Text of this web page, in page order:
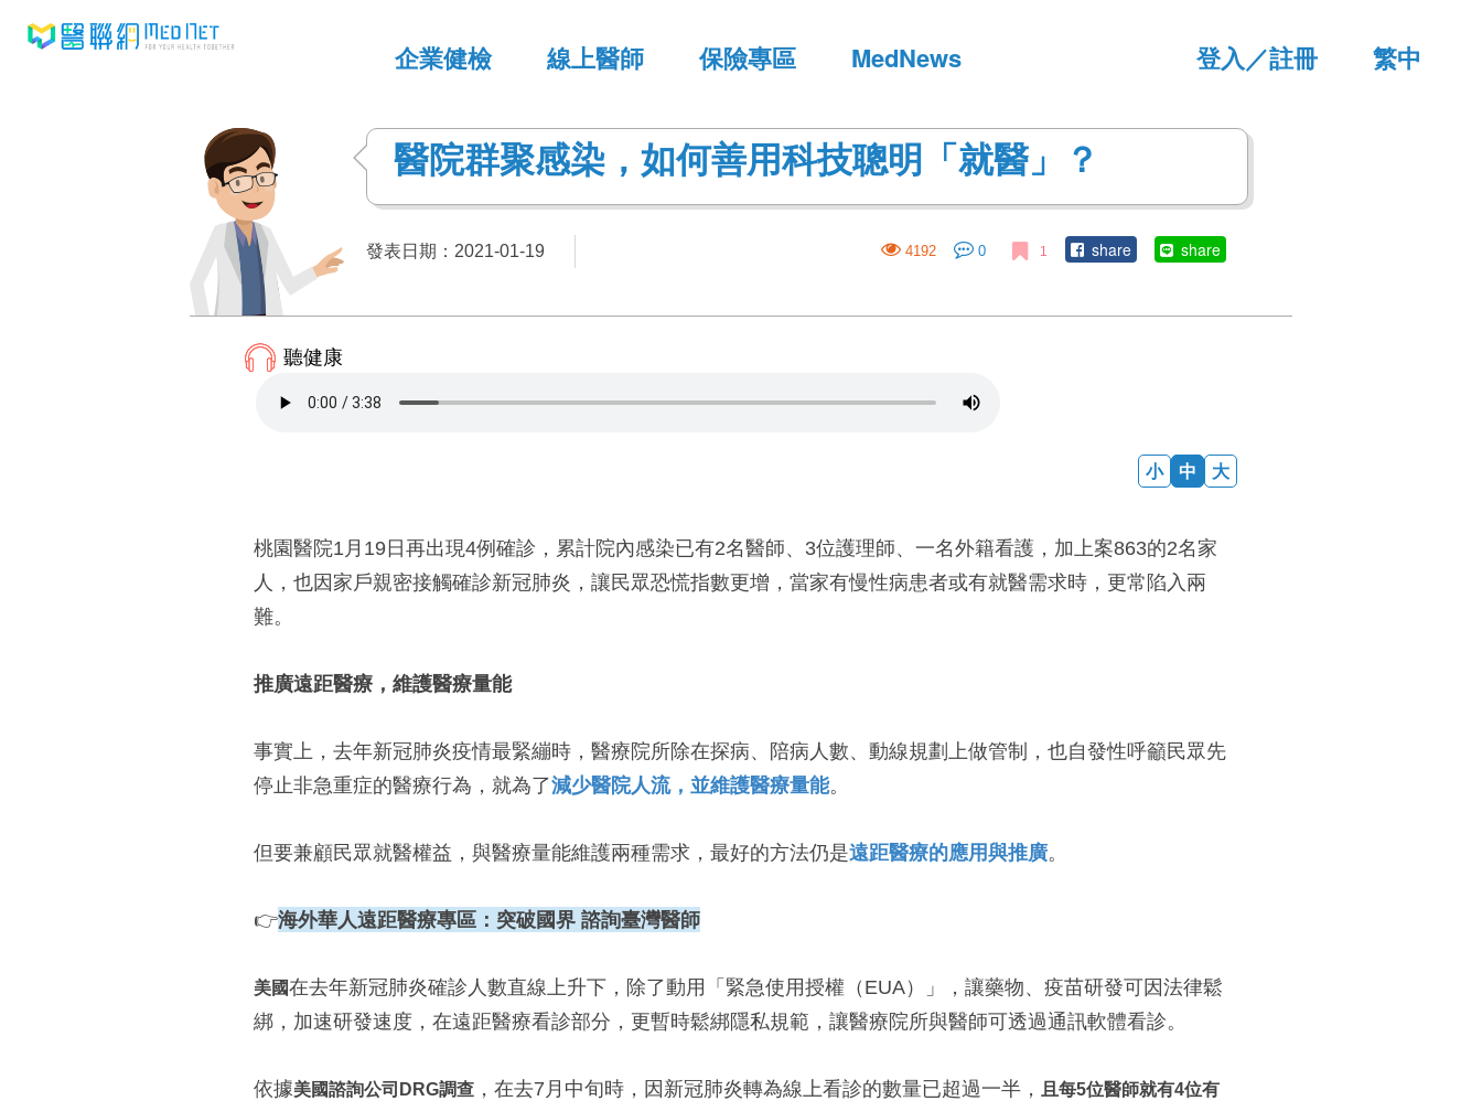
企業健檢 線上醫師 保險專區 MedNews 登入／註冊 繁中
醫院群聚感染，如何善用科技聰明「就醫」？
發表日期：2021-01-19 4192 0 1 share share
聽健康
大
中
小
桃園醫院1月19日再出現4例確診，累計院內感染已有2名醫師、3位護理師、一名外籍看護，加上案863的2名家
人，也因家戶親密接觸確診新冠肺炎，讓民眾恐慌指數更增，當家有慢性病患者或有就醫需求時，更常陷入兩
難。
推廣遠距醫療，維護醫療量能
事實上，去年新冠肺炎疫情最緊繃時，醫療院所除在探病、陪病人數、動線規劃上做管制，也自發性呼籲民眾先
停止非急重症的醫療行為，就為了減少醫院人流，並維護醫療量能。
但要兼顧民眾就醫權益，與醫療量能維護兩種需求，最好的方法仍是遠距醫療的應用與推廣。
👉海外華人遠距醫療專區：突破國界 諮詢臺灣醫師
美國在去年新冠肺炎確診人數直線上升下，除了動用「緊急使用授權（EUA）」，讓藥物、疫苗研發可因法律鬆
綁，加速研發速度，在遠距醫療看診部分，更暫時鬆綁隱私規範，讓醫療院所與醫師可透過通訊軟體看診。
依據美國諮詢公司DRG調查，在去7月中旬時，因新冠肺炎轉為線上看診的數量已超過一半，
且每5位醫師就有4位有